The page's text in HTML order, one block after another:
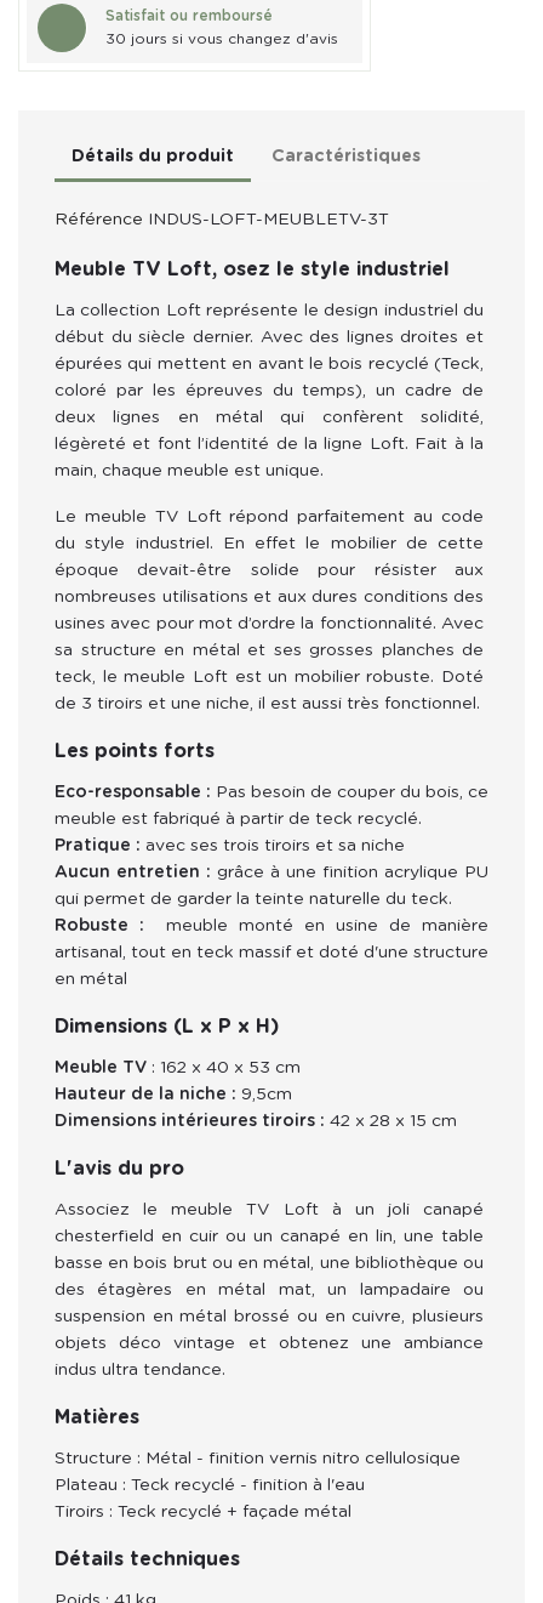
Satisfait ou remboursé
30 jours si vous changez d'avis
Détails du produit Caractéristiques
Référence INDUS-LOFT-MEUBLETV-3T
Meuble TV Loft, osez le style industriel
La collection Loft représente le design industriel du
début du siècle dernier. Avec des lignes droites et
épurées qui mettent en avant le bois recyclé (Teck,
coloré par les épreuves du temps), un cadre de
deux lignes en métal qui confèrent solidité,
légèreté et font l’identité de la ligne Loft. Fait à la
main, chaque meuble est unique.
Le meuble TV Loft répond parfaitement au code
du style industriel. En effet le mobilier de cette
époque devait-être solide pour résister aux
nombreuses utilisations et aux dures conditions des
usines avec pour mot d’ordre la fonctionnalité. Avec
sa structure en métal et ses grosses planches de
teck, le meuble Loft est un mobilier robuste. Doté
de 3 tiroirs et une niche, il est aussi très fonctionnel.
Les points forts
Eco-responsable : Pas besoin de couper du bois, ce
meuble est fabriqué à partir de teck recyclé.
Pratique : avec ses trois tiroirs et sa niche
Aucun entretien : grâce à une finition acrylique PU
qui permet de garder la teinte naturelle du teck.
Robuste :
meuble monté en usine de manière
artisanal, tout en teck massif et doté d'une structure
en métal
Dimensions (L x P x H)
Meuble TV : 162 x 40 x 53 cm
Hauteur de la niche : 9,5cm
Dimensions intérieures tiroirs : 42 x 28 x 15 cm
L'avis du pro
Associez le meuble TV Loft à un joli canapé
chesterfield en cuir ou un canapé en lin, une table
basse en bois brut ou en métal, une bibliothèque ou
des étagères en métal mat, un lampadaire ou
suspension en métal brossé ou en cuivre, plusieurs
objets déco vintage et obtenez une ambiance
indus ultra tendance.
Matières
Structure : Métal - finition vernis nitro cellulosique
Plateau : Teck recyclé - finition à l'eau
Tiroirs : Teck recyclé + façade métal
Détails techniques